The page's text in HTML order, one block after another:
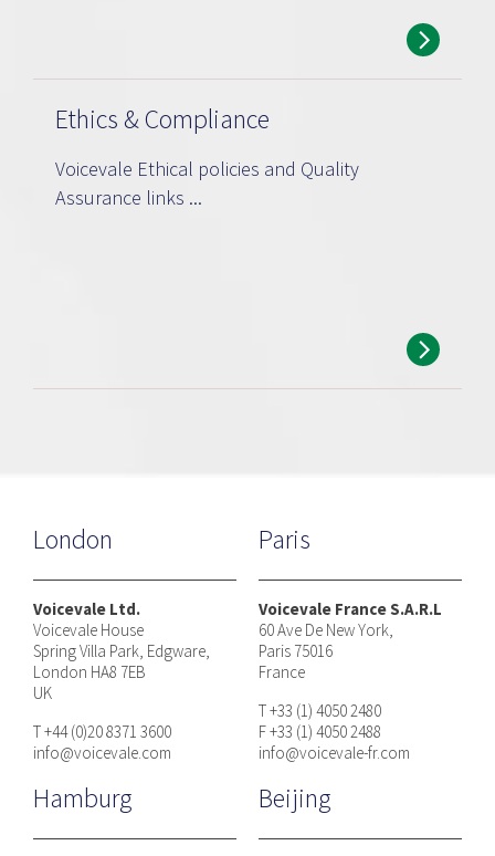
Ethics & Compliance
Voicevale Ethical policies and Quality
Assurance links ...
London
Voicevale Ltd.
Voicevale House
Spring Villa Park, Edgware,
London HA8 7EB
UK
T +44 (0)20 8371 3600
info@voicevale.com
Paris
Voicevale France S.A.R.L
60 Ave De New York,
Paris 75016
France
T +33 (1) 4050 2480
F +33 (1) 4050 2488
info@voicevale-fr.com
Hamburg Beijing